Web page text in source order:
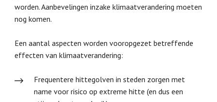
worden. Aanbevelingen inzake klimaatverandering moeten
nog komen.
Een aantal aspecten worden vooropgezet betreffende
effecten van klimaatverandering:
Frequentere hittegolven in steden zorgen met
name voor risico op extreme hitte (en dus een